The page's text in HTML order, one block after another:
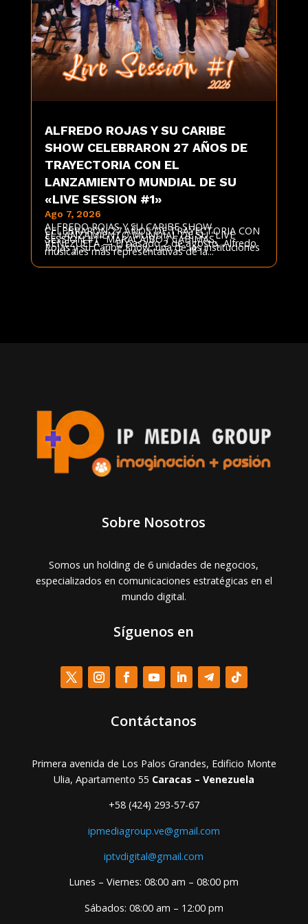
ALFREDO ROJAS Y SU CARIBE
SHOW CELEBRARON 27 AÑOS DE
TRAYECTORIA CON EL
LANZAMIENTO MUNDIAL DE SU
«LIVE SESSION #1»
Ago 7, 2026
ALFREDO ROJAS Y SU CARIBE SHOW
CELEBRARON 27 AÑOS DE TRAYECTORIA CON
EL LANZAMIENTO MUNDIAL DE SU "LIVE
SESSION #1" MARACAIBO / CABIMAS,
VENEZUELA — El pasado 2 de agosto, Alfredo
Rojas y su Caribe Show, una de las instituciones
musicales más representativas de la...
Sobre Nosotros
Somos un holding de 6 unidades de negocios,
especializados en comunicaciones estratégicas en el
mundo digital.
Síguenos en
Contáctanos
Primera avenida de Los Palos Grandes, Edificio Monte
Ulia, Apartamento 55 Caracas – Venezuela
+58 (424) 293-57-67
ipmediagroup.ve@gmail.com
iptvdigital@gmail.com
Lunes – Viernes: 08:00 am – 08:00 pm
Sábados: 08:00 am – 12:00 pm